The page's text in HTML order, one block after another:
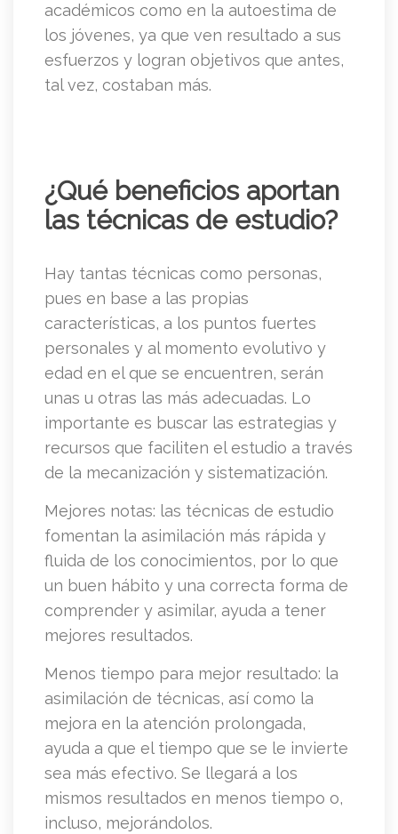
académicos como en la autoestima de
los jóvenes, ya que ven resultado a sus
esfuerzos y logran objetivos que antes,
tal vez, costaban más.
¿Qué beneficios aportan
las técnicas de estudio?
Hay tantas técnicas como personas,
pues en base a las propias
características, a los puntos fuertes
personales y al momento evolutivo y
edad en el que se encuentren, serán
unas u otras las más adecuadas. Lo
importante es buscar las estrategias y
recursos que faciliten el estudio a través
de la mecanización y sistematización.
Mejores notas: las técnicas de estudio
fomentan la asimilación más rápida y
fluida de los conocimientos, por lo que
un buen hábito y una correcta forma de
comprender y asimilar, ayuda a tener
mejores resultados.
Menos tiempo para mejor resultado: la
asimilación de técnicas, así como la
mejora en la atención prolongada,
ayuda a que el tiempo que se le invierte
sea más efectivo. Se llegará a los
mismos resultados en menos tiempo o,
incluso, mejorándolos.